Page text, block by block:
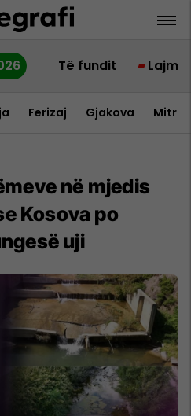
Të fundit Lajme
Ferizaj Gjakova
në mjedis
Kosova po
uji